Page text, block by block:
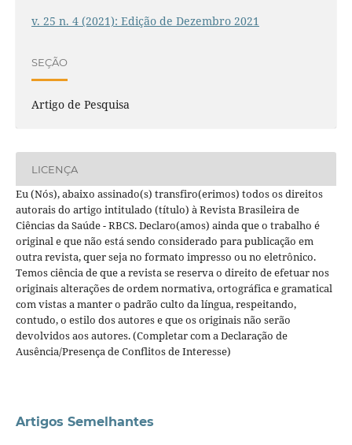
v. 25 n. 4 (2021): Edição de Dezembro 2021
SEÇÃO
Artigo de Pesquisa
LICENÇA
Eu (Nós), abaixo assinado(s) transfiro(erimos) todos os direitos
autorais do artigo intitulado (título) à Revista Brasileira de
Ciências da Saúde - RBCS. Declaro(amos) ainda que o trabalho é
original e que não está sendo considerado para publicação em
outra revista, quer seja no formato impresso ou no eletrônico.
Temos ciência de que a revista se reserva o direito de efetuar nos
originais alterações de ordem normativa, ortográfica e gramatical
com vistas a manter o padrão culto da língua, respeitando,
contudo, o estilo dos autores e que os originais não serão
devolvidos aos autores. (Completar com a Declaração de
Ausência/Presença de Conflitos de Interesse)
Artigos Semelhantes